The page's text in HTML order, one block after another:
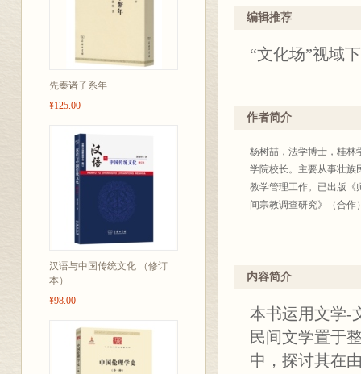
先秦诸子系年
¥125.00
汉语与中国传统文化 （修订
本）
¥98.00
编辑推荐
“文化场”视域
作者简介
杨树喆，法学博士，桂林
学院校长。主要从事壮族
教学管理工作。已出版
间宗教调查研究》（合作
内容简介
本书运用文学-
民间文学置于
中，探讨其在